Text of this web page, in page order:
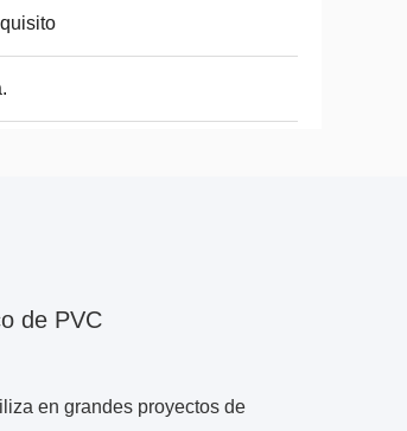
de PVC
en grandes proyectos de